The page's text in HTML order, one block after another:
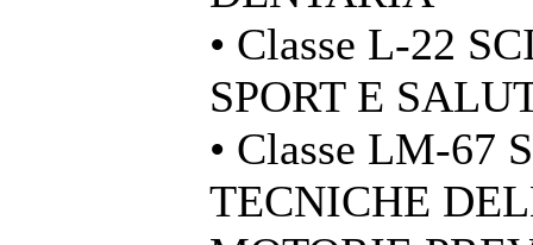
• Classe L-22
SPORT E
• Classe LM-67
TECNICHE